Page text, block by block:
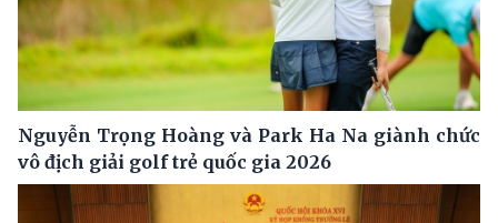
Nguyễn Trọng Hoàng và Park Ha Na giành chức
vô địch giải golf trẻ quốc gia 2026